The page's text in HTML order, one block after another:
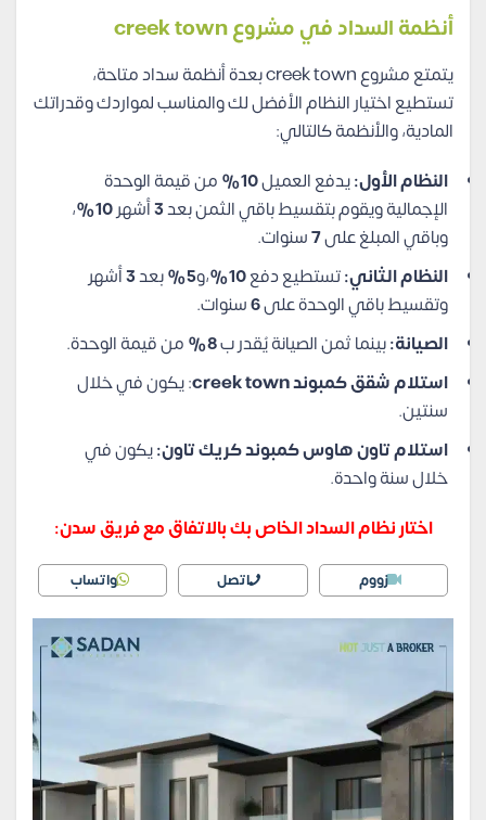
أنظمة السداد في مشروع creek town
يتمتع مشروع creek town بعدة أنظمة سداد متاحة،
تستطيع اختيار النظام الأفضل لك والمناسب لمواردك وقدراتك
المادية، والأنظمة كالتالي:
النظام الأول:يدفع العميل10%
من قيمة الوحدة
الإجمالية ويقوم بتقسيط باقي الثمن بعد أشهر10%
،
وباقي المبلغ على7سنوات.
النظام الثاني:تستطيع دفع10% ،و5% بعد3أشهر
وتقسيط باقي الوحدة على6سنوات.
الصيانة:بينما ثمن الصيانة يُقدر ب8%
من قيمة الوحدة.
استلام شقق كمبوند creek town
: يكون في خلال
سنتين.
استلام تاون هاوس كمبوند كريك تاون:يكون في
خلال سنة واحدة.
اختار نظام السداد الخاص بك بالاتفاق مع فريق سدن:
زووم اتصل واتساب